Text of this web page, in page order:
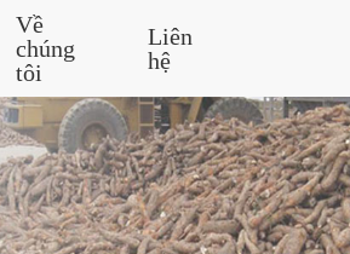
Về
chúng
tôi
Liên
hệ